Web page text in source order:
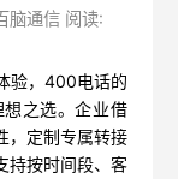
通信 阅读:
验，400电话的
之选。企业借
，定制专属转接
持按时间段、客